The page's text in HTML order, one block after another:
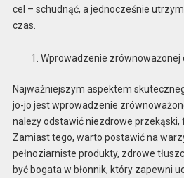
cel – schudnąć, a jednocześnie
czas.
Wprowadzenie zrównoważonej
Najważniejszym aspektem
jo-jo jest wprowadzenie
należy odstawić niezdrowe przekąski,
Zamiast tego, warto postawić na
pełnoziarniste produkty, zdrowe
być bogata w błonnik, który zapewni